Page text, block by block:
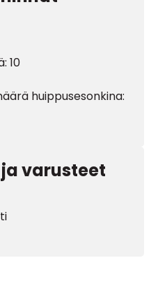
10
huippusesonkina:
varusteet